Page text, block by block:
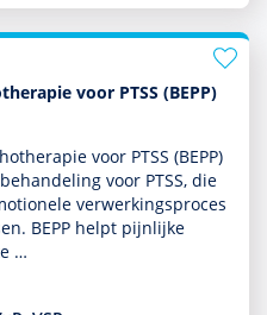
voor PTSS (BEPP)
voor PTSS (BEPP)
voor PTSS, die
verwerkingsproces
BEPP helpt pijnlijke
…